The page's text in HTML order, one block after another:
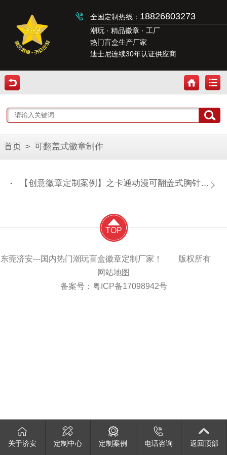
全国定制热线： 18826803273
潮玩 · 精品徽章 · 工厂
热门盲盒生产厂家
迪士尼连续30年认证供应商
首页 > 可翻盖式徽章制作
【创意徽章定制案例】之卡通动漫可翻盖式胸针制作
TOP
东莞济安---国内热门潮玩盲盒徽章定制厂家！ 版权所有
网站地图
备案号： 粤ICP备17098942号
关于济安 定制中心 定制案例 电话咨询 返回顶部